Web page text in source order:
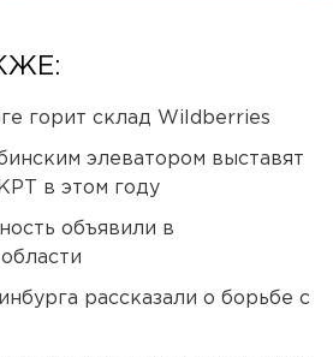
горит склад Wildberries
элеватором выставят
в этом году
объявили в
рассказали о борьбе с